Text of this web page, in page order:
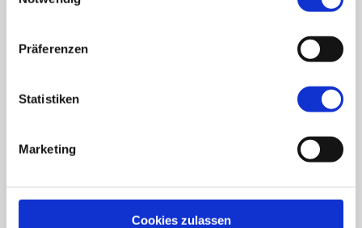
Präferenzen
Statistiken
Marketing
Cookies zulassen
Systemische Beraterin und Coach (zertifiziert IFW